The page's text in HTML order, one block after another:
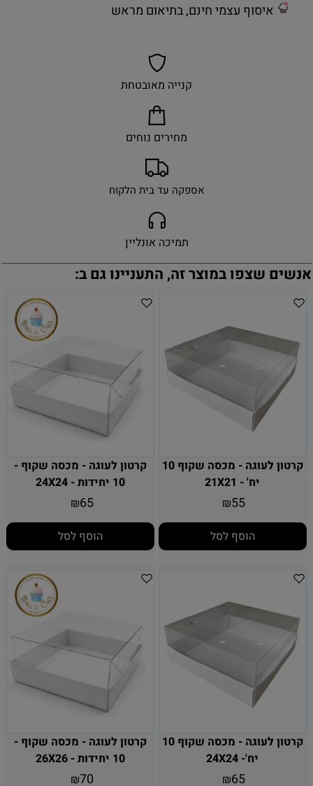
איסוף עצמי חינם, בתיאום מראש
קנייה מאובטחת
מחירים נוחים
אספקה עד בית הלקוח
תמיכה אונליין
אנשים שצפו במוצר זה, התעניינו גם ב:
קרטון לעוגה - מכסה שקוף 10
יח' - 21X21
₪55
הוסף לסל
קרטון לעוגה - מכסה שקוף -
10 יחידות - 24X24
₪65
הוסף לסל
קרטון לעוגה - מכסה שקוף 10
יח'- 24X24
₪65
קרטון לעוגה - מכסה שקוף -
10 יחידות - 26X26
₪70